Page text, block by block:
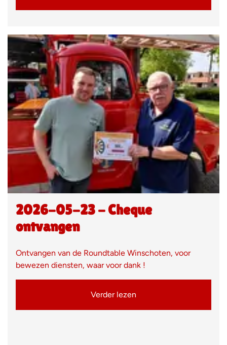
2026-05-23 - Cheque
ontvangen
Ontvangen van de Roundtable Winschoten, voor
bewezen diensten, waar voor dank !
Verder lezen